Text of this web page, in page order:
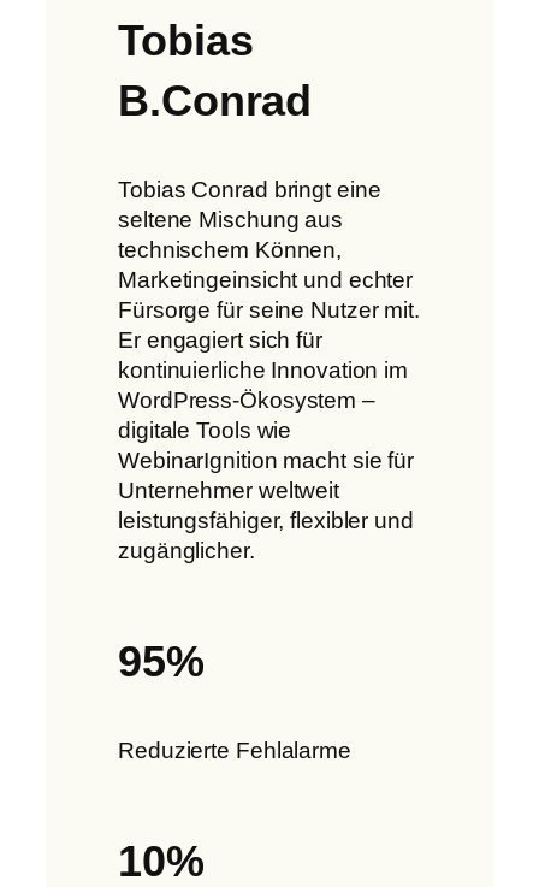
Tobias
B.Conrad
Tobias Conrad bringt eine
seltene Mischung aus
technischem Können,
Marketingeinsicht und echter
Fürsorge für seine Nutzer mit.
Er engagiert sich für
kontinuierliche Innovation im
WordPress-Ökosystem –
digitale Tools wie
WebinarIgnition macht sie für
Unternehmer weltweit
leistungsfähiger, flexibler und
zugänglicher.
95%
Reduzierte Fehlalarme
10%